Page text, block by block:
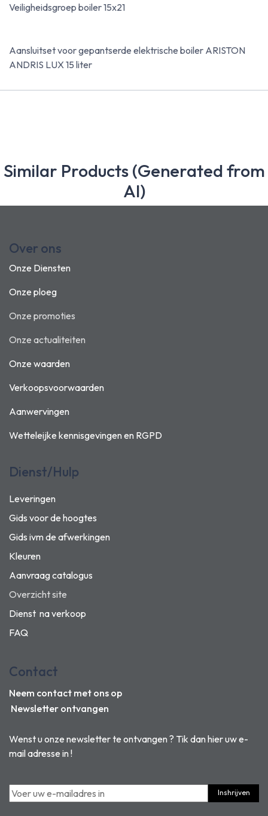
Veiligheidsgroep boiler 15x21
Aansluitset voor gepantserde elektrische boiler ARISTON
ANDRIS LUX 15 liter
Similar Products (Generated from
AI)
Over ons
Onze Diensten
Onze ploeg
Onze promoties
Onze actualiteiten
Onze waarden
Verkoopsvoorwaarden
Aanwervingen
Wetteleijke kennisgevingen en RGPD
Dienst/Hulp
Leveringen
Gids voor de hoogtes
Gids ivm de afwerkingen
Kleuren
Aanvraag catalogus
Overzicht site
Dienst na verkoop
FAQ
Wenst u onze newsletter te ontvangen ? Tik dan hier uw e-
mail adresse in !
Inshrijven
Contact
Neem contact met ons op
Newsletter ontvangen